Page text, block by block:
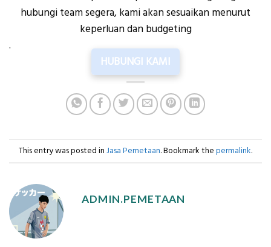
hubungi team segera, kami akan sesuaikan menurut
keperluan dan budgeting
.
HUBUNGI KAMI
This entry was posted in Jasa Pemetaan. Bookmark the permalink.
ADMIN.PEMETAAN